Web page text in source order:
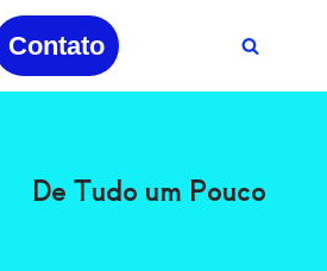
Contato
De Tudo um Pouco